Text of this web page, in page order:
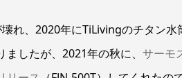
れ、2020年にTiLivingのチタン水
したが、2021年の秋に、 サーモ